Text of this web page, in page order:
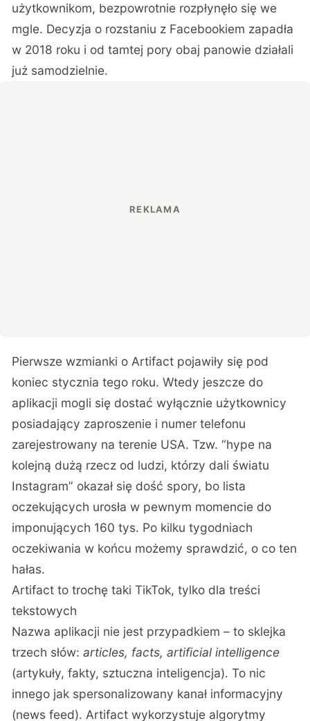
użytkownikom, bezpowrotnie rozpłynęło się we
mgle. Decyzja o rozstaniu z Facebookiem zapadła
w 2018 roku i od tamtej pory obaj panowie działali
już samodzielnie.
Pierwsze wzmianki o Artifact pojawiły się pod
koniec stycznia tego roku. Wtedy jeszcze do
aplikacji mogli się dostać wyłącznie użytkownicy
posiadający zaproszenie i numer telefonu
zarejestrowany na terenie USA. Tzw. “hype na
kolejną dużą rzecz od ludzi, którzy dali światu
Instagram” okazał się dość spory, bo lista
oczekujących urosła w pewnym momencie do
imponujących 160 tys. Po kilku tygodniach
oczekiwania w końcu możemy sprawdzić, o co ten
hałas.
Artifact to trochę taki TikTok, tylko dla treści
tekstowych
Nazwa aplikacji nie jest przypadkiem – to sklejka
trzech słów:articles, facts, artificial intelligence
(artykuły, fakty, sztuczna inteligencja). To nic
innego jak spersonalizowany kanał informacyjny
(news feed). Artifact wykorzystuje algorytmy